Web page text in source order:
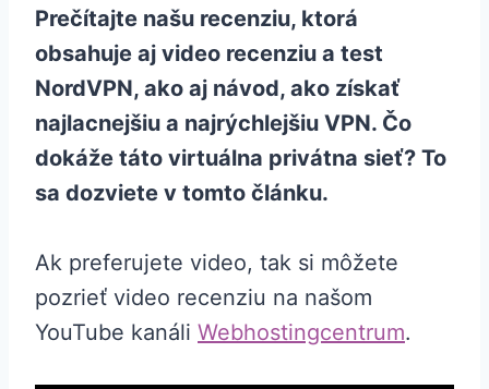
Prečítajte našu recenziu, ktorá
obsahuje aj video recenziu a test
NordVPN, ako aj návod, ako získať
najlacnejšiu a najrýchlejšiu VPN. Čo
dokáže táto virtuálna privátna sieť? To
sa dozviete v tomto článku.
Ak preferujete video, tak si môžete
pozrieť video recenziu na našom
YouTube kanáli Webhostingcentrum.